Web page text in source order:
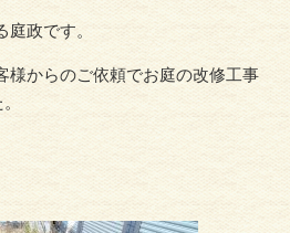
政です。
様からのご依頼でお庭の改修工事